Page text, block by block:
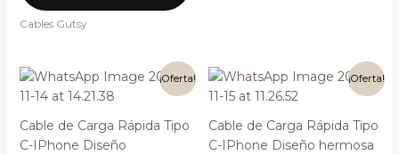
Cables Gutsy
¡Oferta!
Cable de Carga Rápida Tipo
C-IPhone Diseño
El
precio
original
$100.00.
El
precio
actual
$80.00.
¡Oferta!
Cable de Carga Rápida Tipo
C-IPhone Diseño hermosa
El
precio
original
$100.00.
El
precio
$80.00.